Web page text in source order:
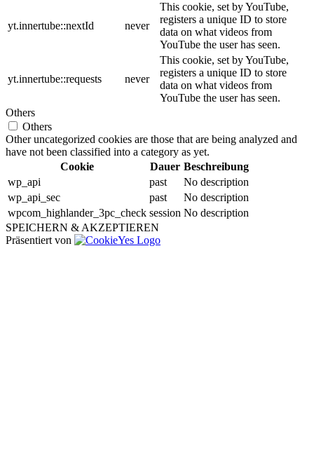
yt.innertube::nextId never
This cookie, set by YouTube,
registers a unique ID to store
data on what videos from
YouTube the user has seen.
yt.innertube::requests never
This cookie, set by YouTube,
registers a unique ID to store
data on what videos from
YouTube the user has seen.
Others
Others
Other uncategorized cookies are those that are being analyzed and
have not been classified into a category as yet.
Cookie
Dauer Beschreibung
wp_api
past
No description
wp_api_sec
past
No description
wpcom_highlander_3pc_check session No description
SPEICHERN & AKZEPTIEREN
Präsentiert von